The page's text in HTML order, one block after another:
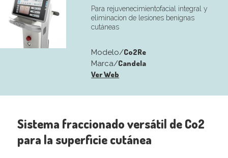
Para rejuvenecimientofacial integral y
eliminacion de lesiones benignas
cutáneas
Modelo/Co2Re
Marca/Candela
Ver Web
Sistema fraccionado versátil de Co2
para la superficie cutánea